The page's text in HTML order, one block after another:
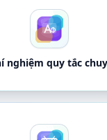
nghiệm quy tắc